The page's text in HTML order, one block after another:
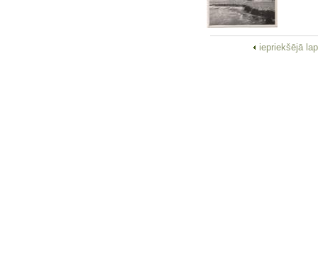
iepriekšējā